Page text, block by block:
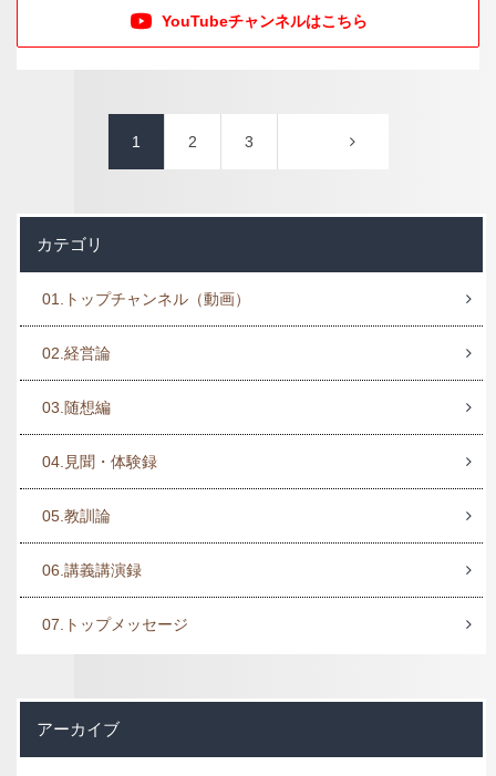
YouTubeチャンネルはこちら
1 2 3
カテゴリ
01.トップチャンネル（動画）
02.経営論
03.随想編
04.見聞・体験録
05.教訓論
06.講義講演録
07.トップメッセージ
アーカイブ